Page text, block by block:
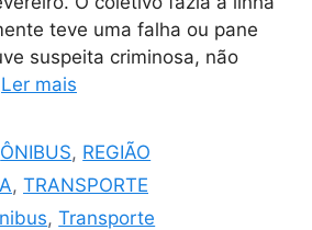
teve uma falha ou pane
suspeita criminosa, não
Ler mais
ÔNIBUS, REGIÃO
, TRANSPORTE
,Transporte